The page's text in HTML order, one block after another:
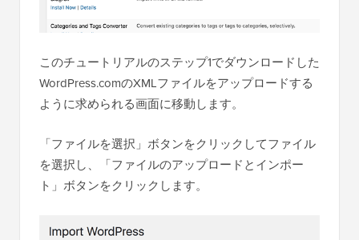
このチュートリアルのステップ1でダウンロードした
WordPress.comのXMLファイルをアップロードする
ように求められる画面に移動します。
「ファイルを選択」ボタンをクリックしてファイル
を選択し、「ファイルのアップロードとインポー
ト」ボタンをクリックします。